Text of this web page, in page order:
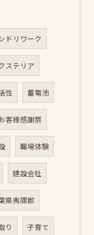
ドリワーク
ステリア
性 蓄電池
客様感謝祭
職場体験
建設会社
県夷隅郡
り 子育て